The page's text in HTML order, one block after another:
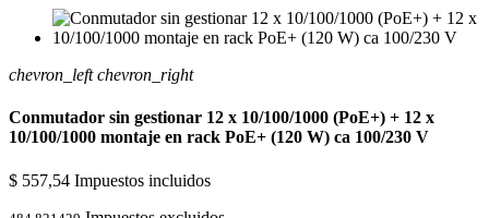
chevron_left chevron_right
Conmutador sin gestionar 12 x 10/100/1000 (PoE+) + 12 x
10/100/1000 montaje en rack PoE+ (120 W) ca 100/230 V
$ 557,54 Impuestos incluidos